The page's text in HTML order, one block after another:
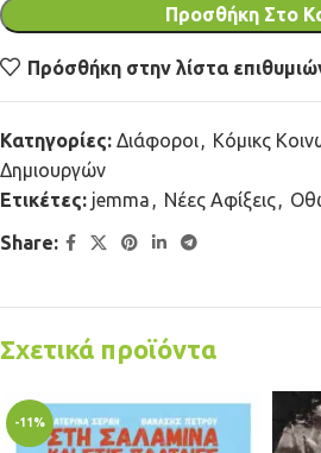
Προσθήκη Στο
Πρόσθήκη στην λίστα
Κατηγορίες: Διάφοροι, Κόμικς
Δημιουργών
Ετικέτες: jemma , Νέες Αφίξεις,
Share:
Σχετικά προϊόντα
-11%